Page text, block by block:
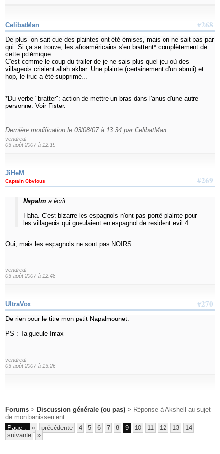
#268
CelibatMan
De plus, on sait que des plaintes ont été émises, mais on ne sait pas par
qui. Si ça se trouve, les afroaméricains s'en brattent* complètement de
cette polémique.
C'est comme le coup du trailer de je ne sais plus quel jeu où des
villageois criaient allah akbar. Une plainte (certainement d'un abruti) et
hop, le truc a été supprimé...
*Du verbe "bratter": action de mettre un bras dans l'anus d'une autre
personne. Voir Fister.
Dernière modification le 03/08/07 à 13:34 par CelibatMan
vendredi
03 août 2007 à 12:19
JiHeM
#269
Captain Obvious
Napalm a écrit
Haha. C'est bizarre les espagnols n'ont pas porté plainte pour
les villageois qui gueulaient en espagnol de resident evil 4.
Oui, mais les espagnols ne sont pas NOIRS.
vendredi
03 août 2007 à 12:48
#270
UltraVox
De rien pour le titre mon petit Napalmounet.
PS : Ta gueule Imax_
vendredi
03 août 2007 à 13:26
Forums > Discussion générale (ou pas) > Réponse à Akshell au sujet
de mon banissement.
Page :
« précédente 4 5 6 7 8 9 10 11 12 13
14
suivante
»